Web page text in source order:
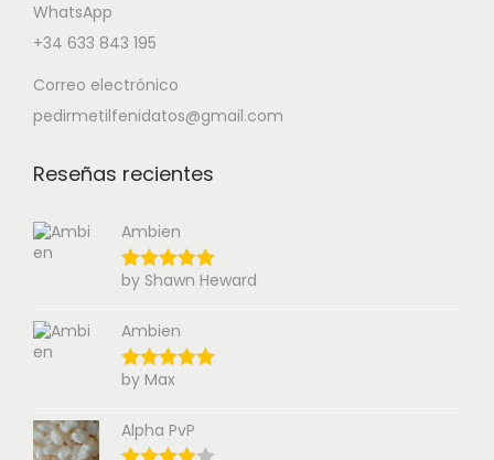
WhatsApp
+34 633 843 195
Correo electrónico
pedirmetilfenidatos@gmail.com
Reseñas recientes
Ambien
by Shawn Heward
Ambien
by Max
Alpha PvP